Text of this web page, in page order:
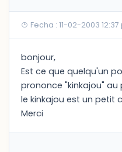
Fecha : 11-02-2003 12:37
bonjour,
Est ce que quelqu'un
prononce "kinkajou" au
le kinkajou est un petit
Merci